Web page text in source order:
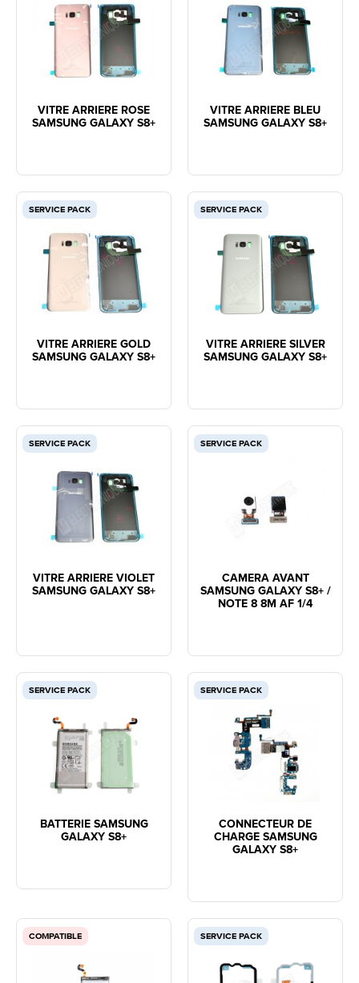
VITRE ARRIERE ROSE
SAMSUNG GALAXY S8+
VITRE ARRIERE BLEU
SAMSUNG GALAXY S8+
SERVICE PACK
VITRE ARRIERE GOLD
SAMSUNG GALAXY S8+
SERVICE PACK
VITRE ARRIERE SILVER
SAMSUNG GALAXY S8+
SERVICE PACK
VITRE ARRIERE VIOLET
SAMSUNG GALAXY S8+
SERVICE PACK
CAMERA AVANT
SAMSUNG GALAXY S8+ /
NOTE 8 8M AF 1/4
SERVICE PACK
BATTERIE SAMSUNG
GALAXY S8+
SERVICE PACK
CONNECTEUR DE
CHARGE SAMSUNG
GALAXY S8+
COMPATIBLE SERVICE PACK